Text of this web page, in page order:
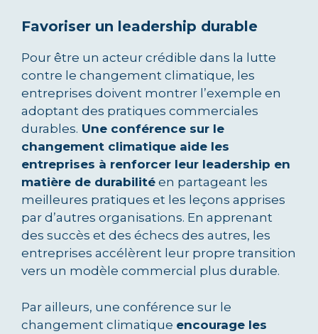
Favoriser un leadership durable
Pour être un acteur crédible dans la lutte
contre le changement climatique, les
entreprises doivent montrer l’exemple en
adoptant des pratiques commerciales
durables. Une conférence sur le
changement climatique aide les
entreprises à renforcer leur leadership en
matière de durabilité en partageant les
meilleures pratiques et les leçons apprises
par d’autres organisations. En apprenant
des succès et des échecs des autres, les
entreprises accélèrent leur propre transition
vers un modèle commercial plus durable.
Par ailleurs, une conférence sur le
changement climatique encourage les